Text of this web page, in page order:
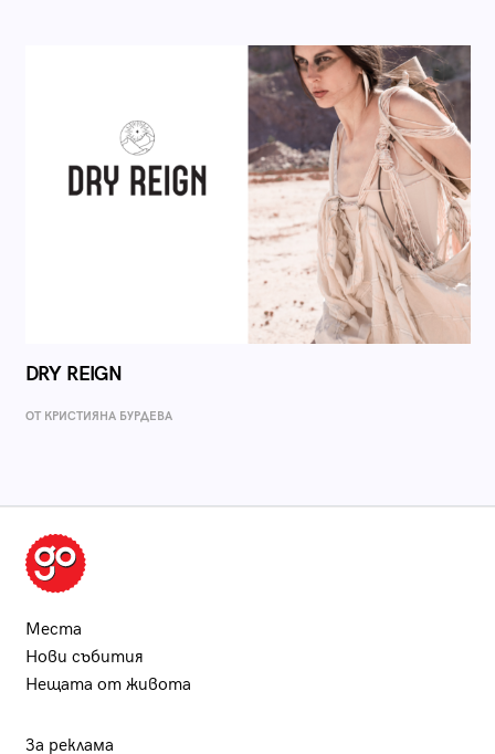
DRY REIGN
ОТ КРИСТИЯНА БУРДЕВА
Места
Нови събития
Нещата от живота
За реклама